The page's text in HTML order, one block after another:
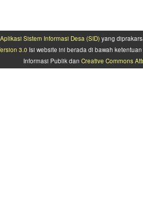
Aplikasi Sistem Informasi Desa (SID) yang
3.0 Isi website ini berada di bawah
Informasi Publik dan Creative Commons